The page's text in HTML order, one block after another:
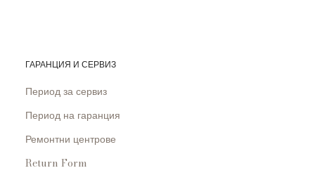
ГАРАНЦИЯ И СЕРВИЗ
Период за сервиз
Период на гаранция
Ремонтни центрове
Return Form